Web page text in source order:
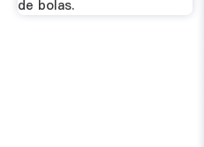
de bolas.